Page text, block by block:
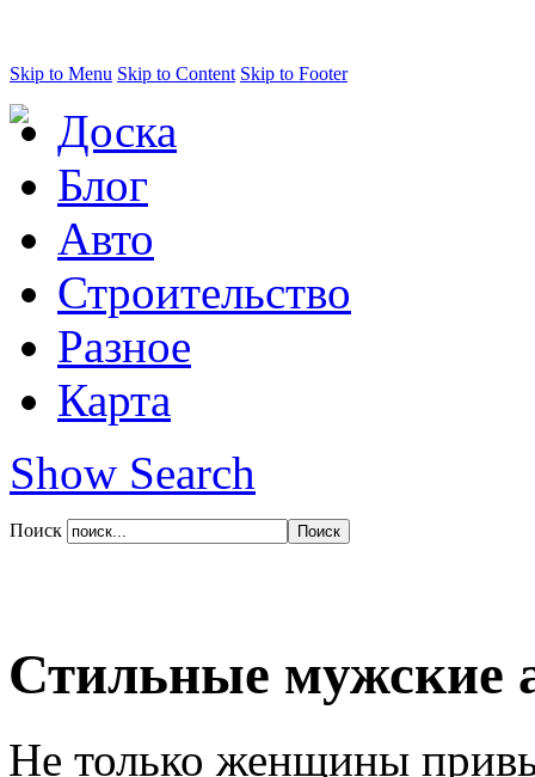
Skip to Menu Skip to Content Skip to Footer
Доска
Блог
Авто
Строительство
Разное
Карта
Show Search
Поиск
Стильные мужские
Не только женщины